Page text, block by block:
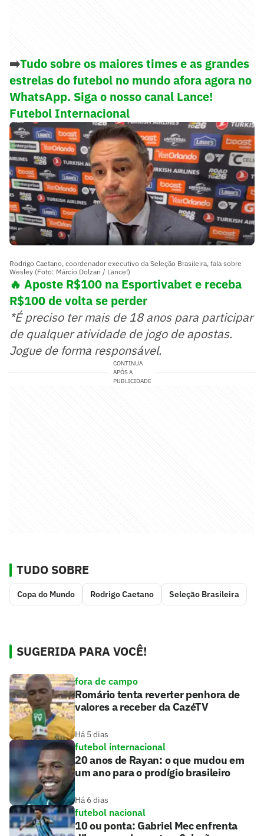
➡️Tudo sobre os maiores times e as grandes
estrelas do futebol no mundo afora agora no
WhatsApp. Siga o nosso canal Lance!
Futebol Internacional
Rodrigo Caetano, coordenador executivo da Seleção Brasileira, fala sobre
Wesley (Foto: Márcio Dolzan / Lance!)
🔥 Aposte R$100 na Esportivabet e receba
R$100 de volta se perder
*É preciso ter mais de 18 anos para participar
de qualquer atividade de jogo de apostas.
Jogue de forma responsável.
CONTINUA
APÓS A
PUBLICIDADE
TUDO SOBRE
Copa do Mundo Rodrigo Caetano Seleção Brasileira
SUGERIDA PARA VOCÊ!
fora de campo
Romário tenta reverter penhora de
valores a receber da CazéTV
Há 5 dias
futebol internacional
20 anos de Rayan: o que mudou em
um ano para o prodígio brasileiro
Há 6 dias
futebol nacional
10 ou ponta: Gabriel Mec enfrenta